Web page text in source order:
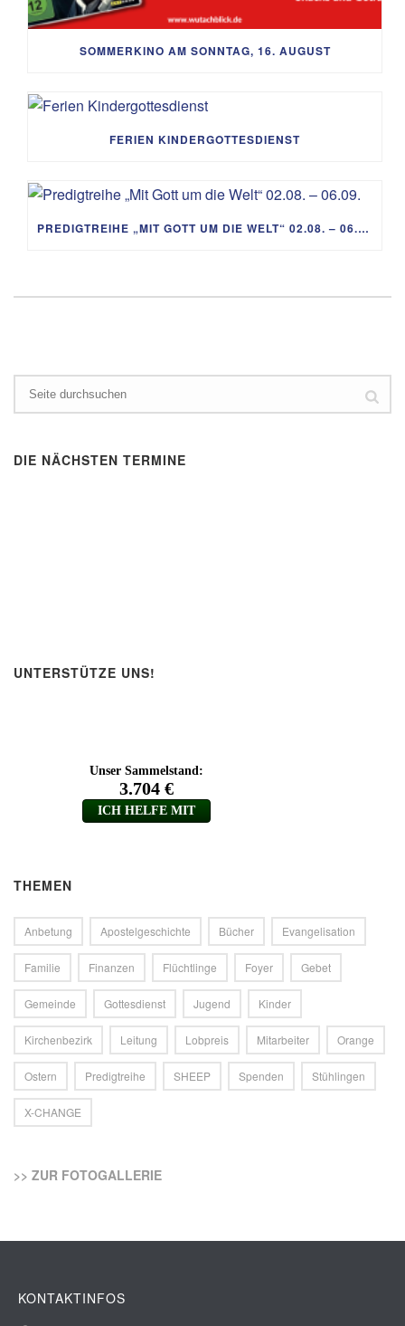
SOMMERKINO AM SONNTAG, 16. AUGUST
FERIEN KINDERGOTTESDIENST
PREDIGTREIHE „MIT GOTT UM DIE WELT“ 02.08. – 06.09.
DIE NÄCHSTEN TERMINE
UNTERSTÜTZE UNS!
THEMEN
Anbetung Apostelgeschichte Bücher Evangelisation
Familie Finanzen Flüchtlinge Foyer Gebet
Gemeinde Gottesdienst Jugend Kinder
Kirchenbezirk Leitung Lobpreis Mitarbeiter Orange
Ostern Predigtreihe SHEEP Spenden Stühlingen
X-CHANGE
>> ZUR FOTOGALLERIE
KONTAKTINFOS